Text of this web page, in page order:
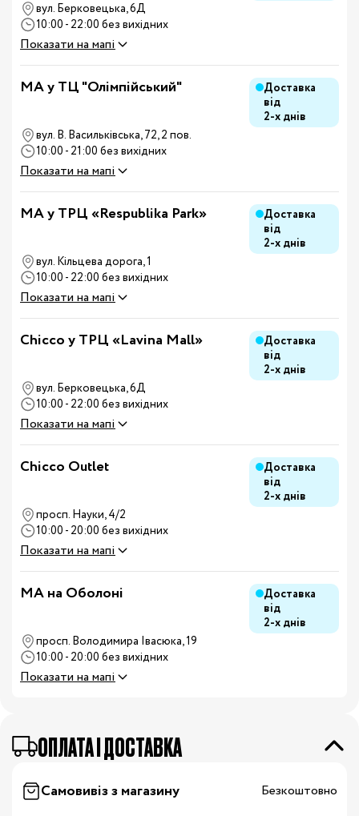
вул. Берковецька, 6Д
10:00 - 22:00 без вихідних
Показати на мапі
MA у ТЦ "Олімпійський"
Доставка
від
2-х днів
вул. В. Васильківська, 72, 2 пов.
10:00 - 21:00 без вихідних
Показати на мапі
MA у ТРЦ «Respublika Park»
Доставка
від
2-х днів
вул. Кільцева дорога, 1
10:00 - 22:00 без вихідних
Показати на мапі
Chicco у ТРЦ «Lavina Mall»
Доставка
від
2-х днів
вул. Берковецька, 6Д
10:00 - 22:00 без вихідних
Показати на мапі
Chicco Outlet
Доставка
від
2-х днів
просп. Науки, 4/2
10:00 - 20:00 без вихідних
Показати на мапі
MA на Оболоні
Доставка
від
2-х днів
просп. Володимира Івасюка, 19
10:00 - 20:00 без вихідних
Показати на мапі
OПЛАТА І ДОСТАВКА
Самовивіз з магазину
Безкоштовно